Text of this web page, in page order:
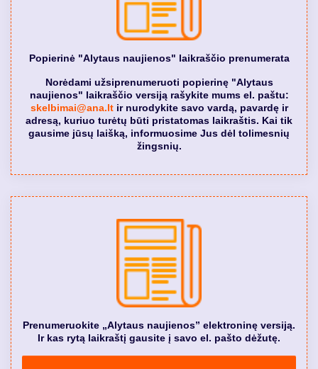
Popierinė "Alytaus naujienos" laikraščio prenumerata
Norėdami užsiprenumeruoti popierinę "Alytaus
naujienos" laikraščio versiją rašykite mums el. paštu:
skelbimai@ana.ltir nurodykite savo vardą, pavardę ir
adresą, kuriuo turėtų būti pristatomas laikraštis. Kai tik
gausime jūsų laišką, informuosime Jus dėl tolimesnių
žingsnių.
Prenumeruokite „Alytaus naujienos” elektroninę versiją.
Ir kas rytą laikraštį gausite į savo el. pašto dėžutę.